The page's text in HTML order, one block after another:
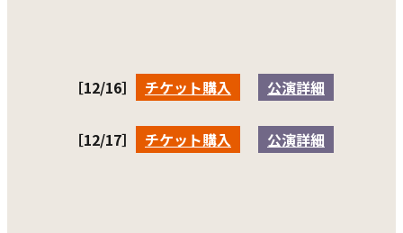
［12/16］ チケット購入 公演詳細
［12/17］ チケット購入 公演詳細